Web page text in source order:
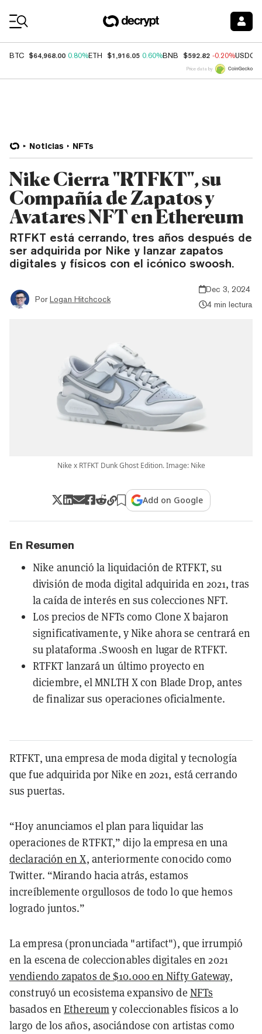
BTC $64,968.00 0.80%ETH $1,916.05 0.60%BNB $592.82 -0.20%USDC
Price data by
Noticias NFTs
Nike Cierra "RTFKT", su
Compañía de Zapatos y
Avatares NFT en Ethereum
RTFKT está cerrando, tres años después de
ser adquirida por Nike y lanzar zapatos
digitales y físicos con el icónico swoosh.
Por Logan Hitchcock
Dec 3, 2024
4 min lectura
Nike x RTFKT Dunk Ghost Edition. Image: Nike
Add on Google
En Resumen
Nike anunció la liquidación de RTFKT, su
división de moda digital adquirida en 2021, tras
la caída de interés en sus colecciones NFT.
Los precios de NFTs como Clone X bajaron
significativamente, y Nike ahora se centrará en
su plataforma .Swoosh en lugar de RTFKT.
RTFKT lanzará un último proyecto en
diciembre, el MNLTH X con Blade Drop, antes
de finalizar sus operaciones oficialmente.
RTFKT, una empresa de moda digital y tecnología
que fue adquirida por Nike en 2021, está cerrando
sus puertas.
“Hoy anunciamos el plan para liquidar las
operaciones de RTFKT,” dijo la empresa en una
declaración en X, anteriormente conocido como
Twitter. “Mirando hacia atrás, estamos
increíblemente orgullosos de todo lo que hemos
logrado juntos.”
La empresa (pronunciada "artifact"), que irrumpió
en la escena de coleccionables digitales en 2021
vendiendo zapatos de $10.000 en Nifty Gateway,
construyó un ecosistema expansivo de NFTs
basados enEthereumy coleccionables físicos a lo
largo de los años, asociándose con artistas como